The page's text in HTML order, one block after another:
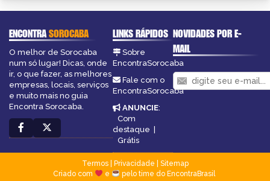
ENCONTRASOROCABA
O melhor de Sorocaba
num só lugar! Dicas, onde
ir, o que fazer, as melhores
empresas, locais, serviços
e muito mais no guia
Encontra Sorocaba.
LINKS RÁPIDOS
Sobre
EncontraSorocaba
Fale com o
EncontraSorocaba
ANUNCIE:
Com
destaque |
Grátis
NOVIDADES POR E-
MAIL
Termos| Privacidade
Sitemap
Criado com
e pelo time do EncontraBrasil